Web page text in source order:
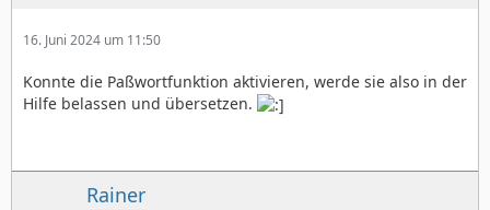
16. Juni 2024 um 11:50
Konnte die Paßwortfunktion aktivieren, werde sie also in der
Hilfe belassen und übersetzen.
Rainer